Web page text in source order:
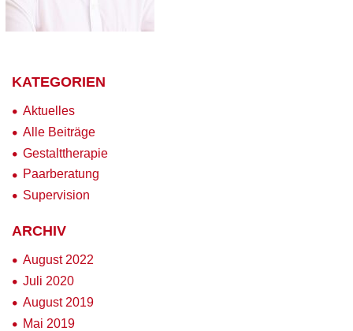
KATEGORIEN
Aktuelles
Alle Beiträge
Gestalttherapie
Paarberatung
Supervision
ARCHIV
August 2022
Juli 2020
August 2019
Mai 2019